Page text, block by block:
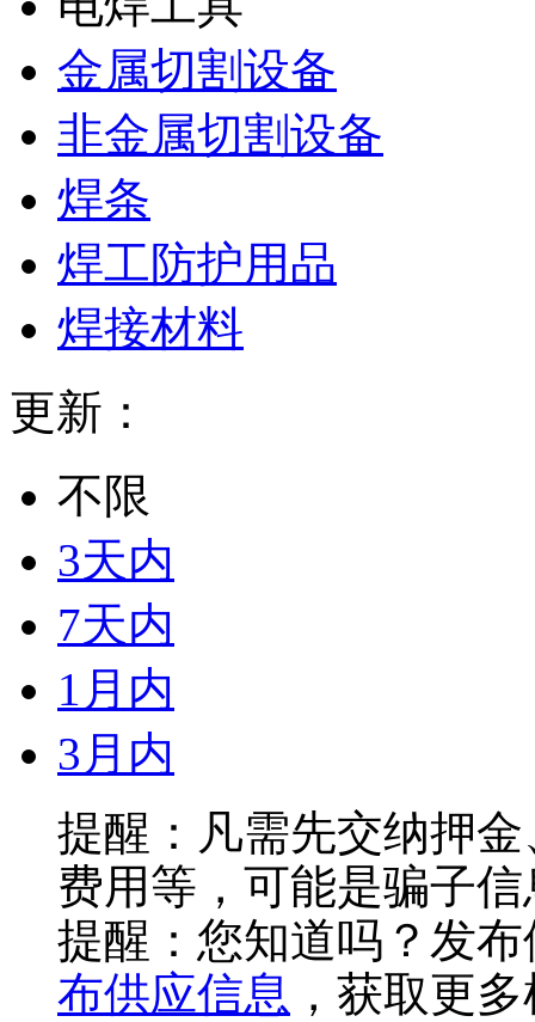
金属切割设备
非金属切割设备
焊条
焊工防护用品
焊接材料
更新：
不限
3天内
7天内
1月内
3月内
提醒：凡需先交纳押
费用等，可能是骗子
提醒：您知道吗？发
布供应信息 ，获取更